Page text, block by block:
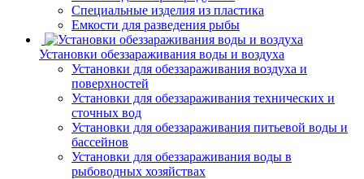
Специальные изделия из пластика
Емкости для разведения рыбы
Установки обеззараживания воды и воздуха
Установки для обеззараживания воздуха и
поверхностей
Установки для обеззараживания технических и
сточных вод
Установки для обеззараживания питьевой воды и
бассейнов
Установки для обеззараживания воды в
рыбоводных хозяйствах